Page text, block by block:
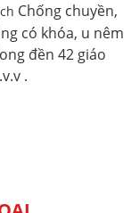
Chống chuyền,
có khóa, u nêm
đền 42 giáo
.